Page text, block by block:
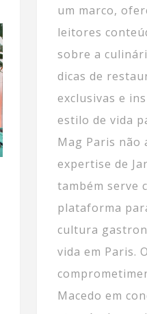
um marco,
leitores
sobre a
dicas de
exclusivas e
estilo de vida
Mag Paris não
expertise de
também serve
plataforma
cultura
vida em Paris. O
Macedo em